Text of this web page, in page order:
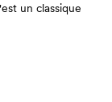
un classique